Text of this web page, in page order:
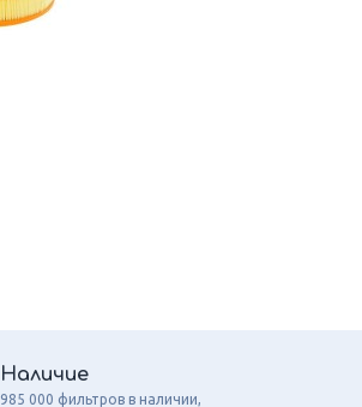
Наличие
985 000 фильтров в наличии,